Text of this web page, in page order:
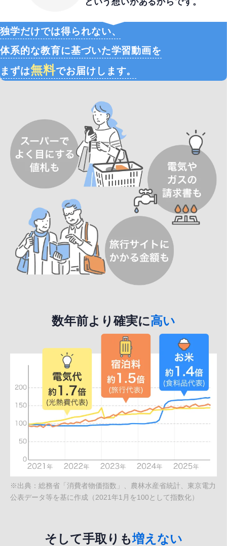
独学だけでは得られない、
体系的な教育に基づいた学習動画を
まずは無料でお届けします。
数年前より確実に高い
※出典：総務省「消費者物価指数」、農林水産省統計、東京電力
公表データ等を基に作成（2021年1月を100として指数化）
そして手取りも増えない